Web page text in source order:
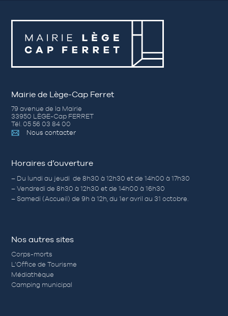
Mairie de Lège-Cap Ferret
79 avenue de la Mairie
33950 LÈGE-Cap FERRET
Tél. 05 56 03 84 00
Nous contacter
Horaires d’ouverture
– Du lundi au jeudi de 8h30 à 12h30 et de 14h00 à 17h30
– Vendredi de 8h30 à 12h30 et de 14h00 à 16h30
– Samedi (Accueil) de 9h à 12h, du 1er avril au 31 octobre.
Nos autres sites
Corps-morts
L’Office de Tourisme
Médiathèque
Camping municipal